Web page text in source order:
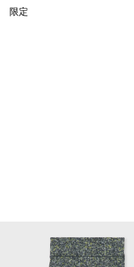
限定